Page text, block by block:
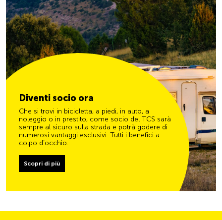
Diventi socio ora
Che si trovi in bicicletta, a piedi, in auto, a
noleggio o in prestito, come socio del TCS sarà
sempre al sicuro sulla strada e potrà godere di
numerosi vantaggi esclusivi. Tutti i benefici a
colpo d’occhio.
Scopri di più